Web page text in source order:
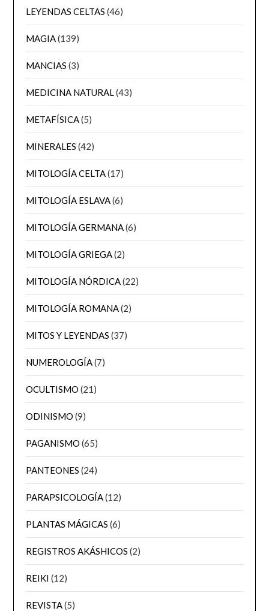
LEYENDAS CELTAS (46)
MAGIA(139)
MANCIAS (3)
MEDICINA NATURAL(43)
METAFÍSICA(5)
MINERALES (42)
MITOLOGÍA CELTA(17)
MITOLOGÍA ESLAVA(6)
MITOLOGÍA GERMANA(6)
MITOLOGÍA GRIEGA(2)
MITOLOGÍA NÓRDICA(22)
MITOLOGÍA ROMANA(2)
MITOS Y LEYENDAS (37)
NUMEROLOGÍA(7)
OCULTISMO (21)
ODINISMO (9)
PAGANISMO (65)
PANTEONES (24)
PARAPSICOLOGÍA(12)
PLANTAS MÁGICAS (6)
REGISTROS AKÁSHICOS (2)
REIKI (12)
REVISTA(5)